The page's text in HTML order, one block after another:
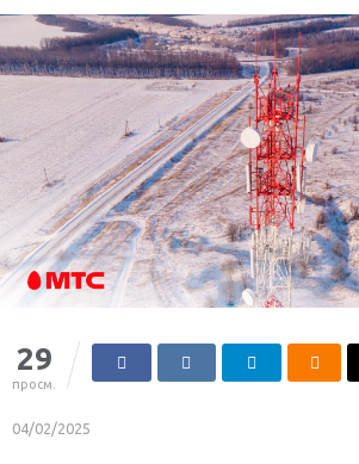
29
просм.
04/02/2025